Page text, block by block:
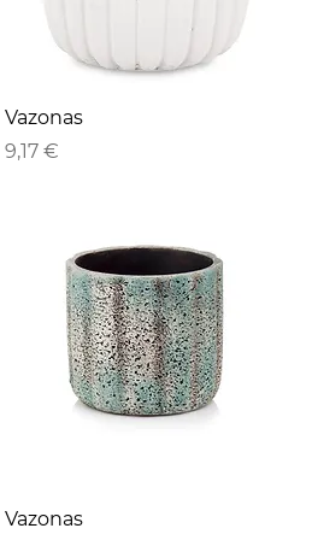
Vazonas
Kaina
9,17 €
Vazonas